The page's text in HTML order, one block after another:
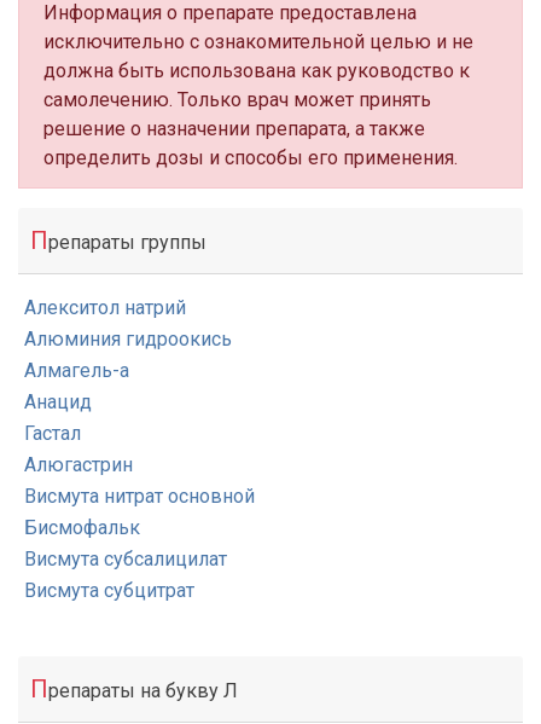
Информация о препарате предоставлена
исключительно с ознакомительной целью и не
должна быть использована как руководство к
самолечению. Только врач может принять
решение о назначении препарата, а также
определить дозы и способы его применения.
Препараты группы
Алекситол натрий
Алюминия гидроокись
Алмагель-а
Анацид
Гастал
Алюгастрин
Висмута нитрат основной
Бисмофальк
Висмута субсалицилат
Висмута субцитрат
Препараты на букву Л